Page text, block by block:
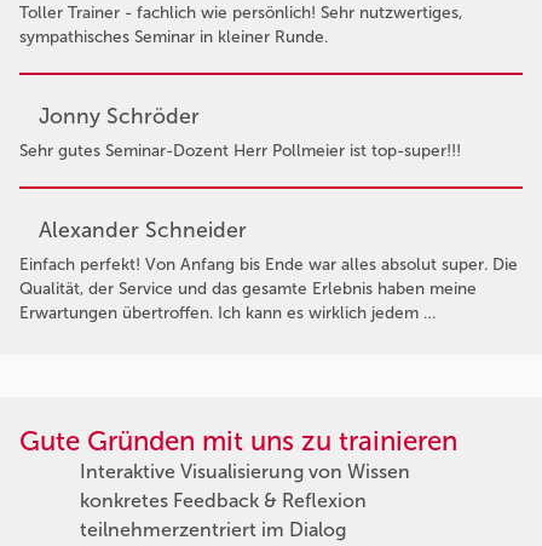
Toller Trainer - fachlich wie persönlich! Sehr nutzwertiges,
sympathisches Seminar in kleiner Runde.
Jonny Schröder
Sehr gutes Seminar-Dozent Herr Pollmeier ist top-super!!!
Alexander Schneider
Einfach perfekt! Von Anfang bis Ende war alles absolut super. Die
Qualität, der Service und das gesamte Erlebnis haben meine
Erwartungen übertroffen. Ich kann es wirklich jedem …
Gute Gründen mit uns zu trainieren
Interaktive Visualisierung von Wissen
konkretes Feedback & Reflexion
teilnehmerzentriert im Dialog